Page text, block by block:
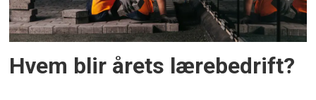
Hvem blir årets lærebedrift?